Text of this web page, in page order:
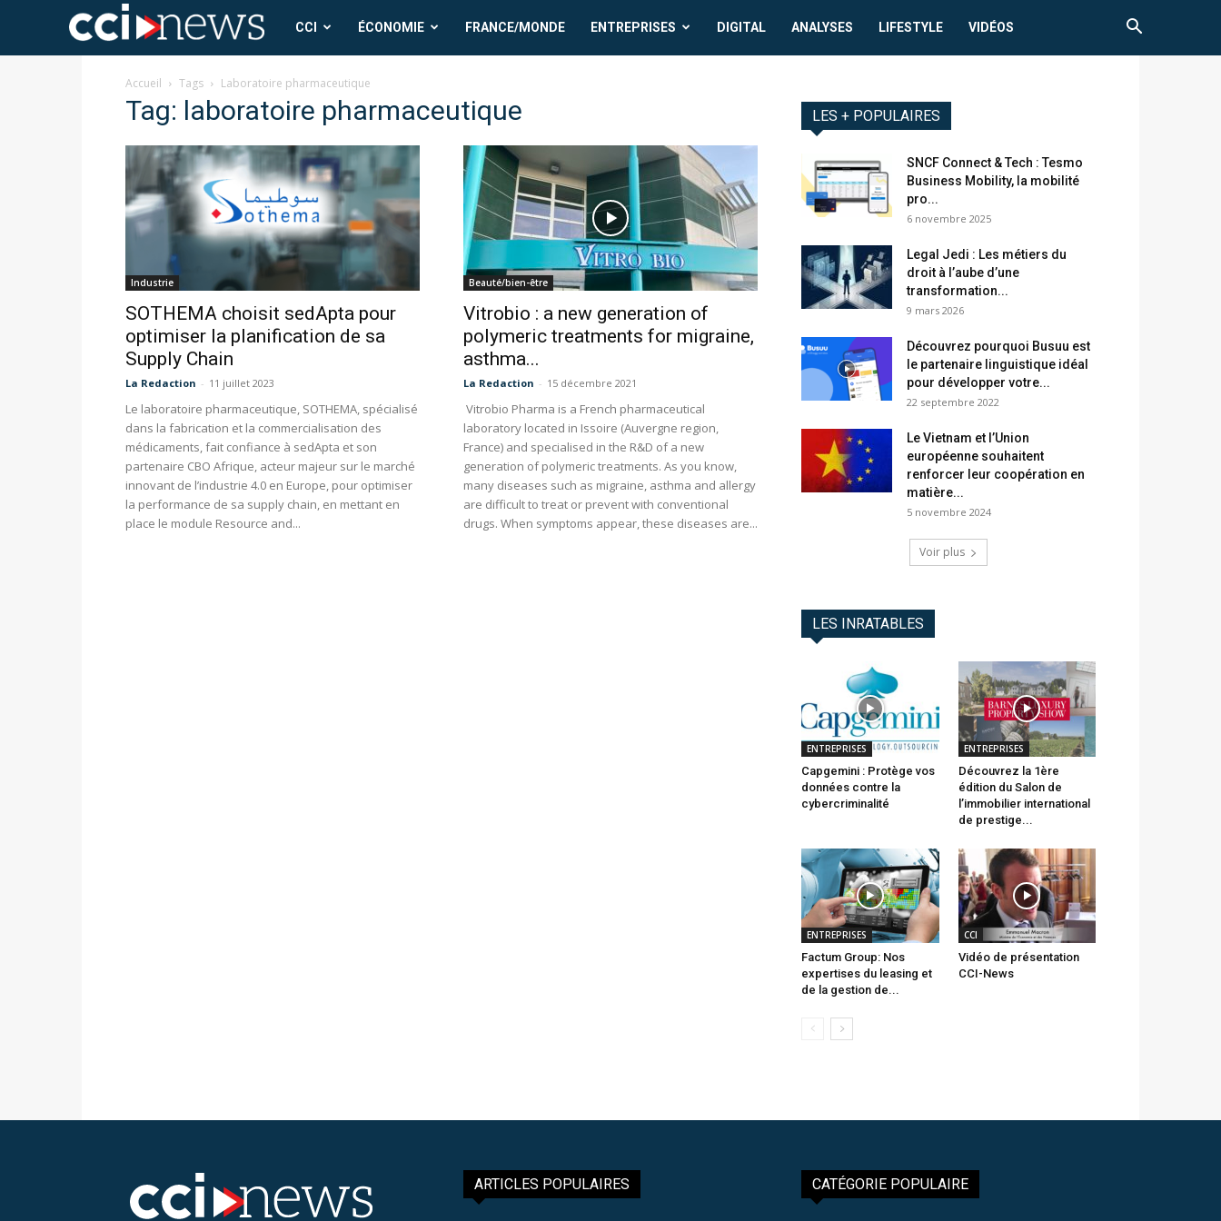
CCI
News
CCI ÉCONOMIE FRANCE/MONDE ENTREPRISES DIGITAL ANALYSES LIFESTYLE VIDÉOS
Accueil Tags Laboratoire pharmaceutique
Tag: laboratoire pharmaceutique
Industrie
SOTHEMA choisit sedApta pour
optimiser la planification de sa
Supply Chain
La Redaction - 11 juillet 2023
Le laboratoire pharmaceutique, SOTHEMA, spécialisé
dans la fabrication et la commercialisation des
médicaments, fait confiance à sedApta et son
partenaire CBO Afrique, acteur majeur sur le marché
innovant de l’industrie 4.0 en Europe, pour optimiser
la performance de sa supply chain, en mettant en
place le module Resource and...
Beauté/bien-être
Vitrobio : a new generation of
polymeric treatments for migraine,
asthma...
La Redaction - 15 décembre 2021
Vitrobio Pharma is a French pharmaceutical
laboratory located in Issoire (Auvergne region,
France) and specialised in the R&D of a new
generation of polymeric treatments. As you know,
many diseases such as migraine, asthma and allergy
are difficult to treat or prevent with conventional
drugs. When symptoms appear, these diseases are...
LES + POPULAIRES
SNCF Connect & Tech : Tesmo
Business Mobility, la mobilité
pro...
6 novembre 2025
Legal Jedi : Les métiers du
droit à l’aube d’une
transformation...
9 mars 2026
Découvrez pourquoi Busuu est
le partenaire linguistique idéal
pour développer votre...
22 septembre 2022
Le Vietnam et l’Union
européenne souhaitent
renforcer leur coopération en
matière...
5 novembre 2024
Voir plus
LES INRATABLES
ENTREPRISES
Capgemini : Protège vos
données contre la
cybercriminalité
ENTREPRISES
Découvrez la 1ère
édition du Salon de
l’immobilier international
de prestige...
ENTREPRISES
Factum Group: Nos
expertises du leasing et
de la gestion de...
CCI
Vidéo de présentation
CCI-News
ARTICLES POPULAIRES CATÉGORIE POPULAIRE